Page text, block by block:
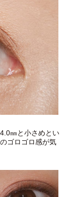
㎜と小さめとい
ゴロゴロ感が気